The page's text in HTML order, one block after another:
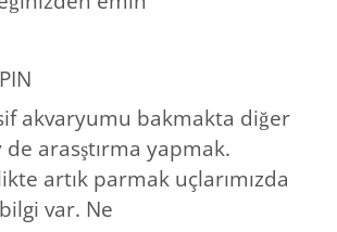
akvaryumu bakmakta diğer
arasştırma yapmak.
artık parmak uçlarımızda
var. Ne